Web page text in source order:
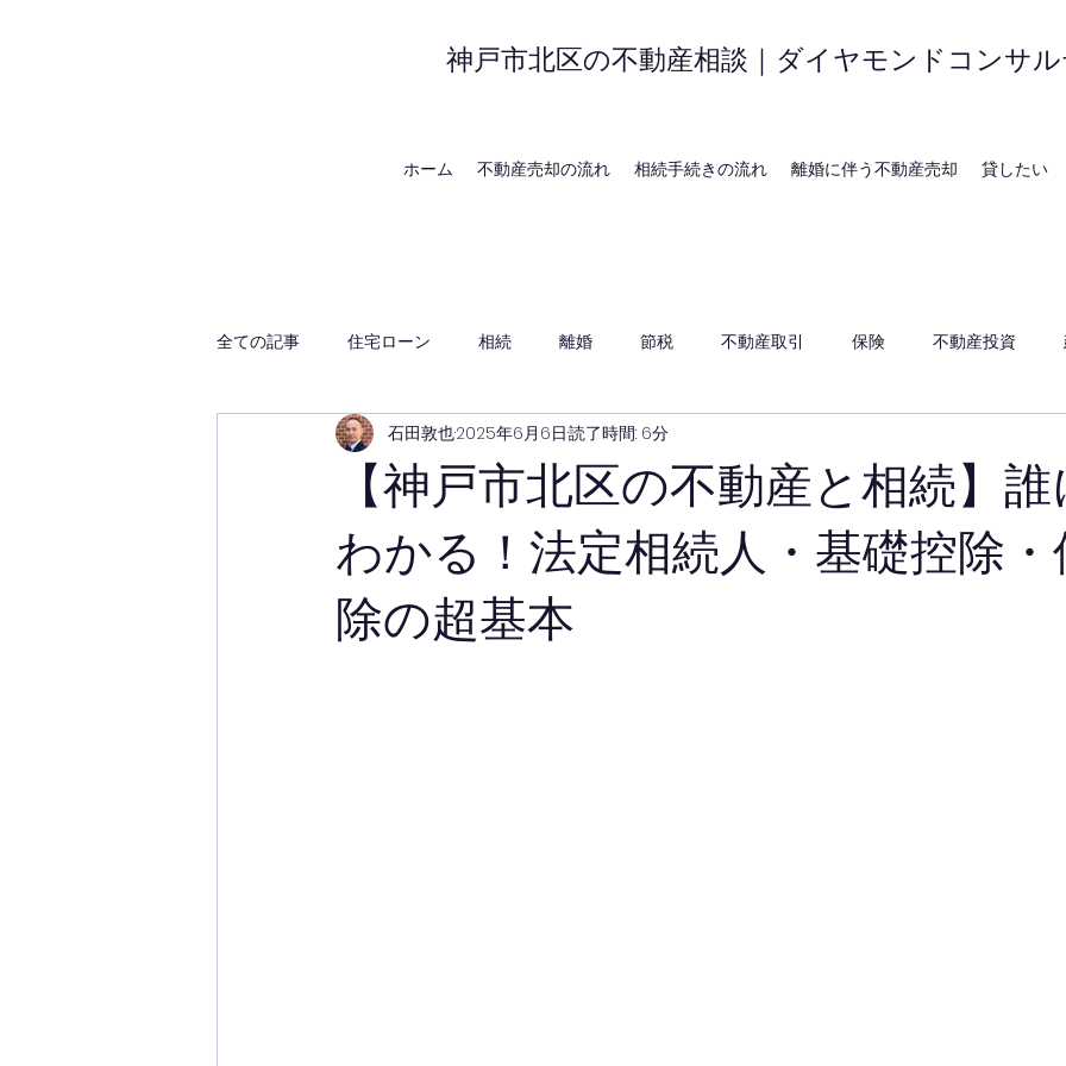
神戸市北区の不動産相談｜ダイヤモンドコンサ
ホーム 不動産売却の流れ 相続手続きの流れ 離婚に伴う不動産売却 貸したい
全ての記事 住宅ローン 相続 離婚 節税 不動産取引 保険 不動産投資
神戸の地域・時事
【神戸市北区の不動産と相続】
わかる！法定相続人・基礎控除
除の超基本
石田敦也2025年6月6日読了時間: 6分